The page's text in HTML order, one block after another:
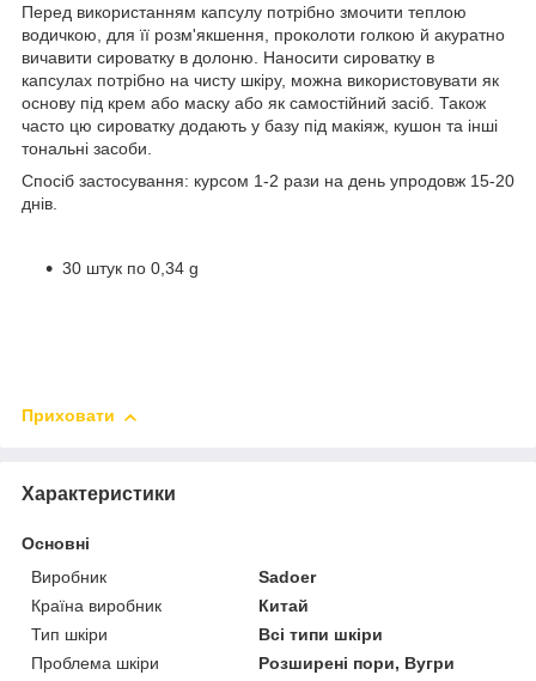
Перед використанням капсулу потрібно змочити теплою
водичкою, для її розм'якшення, проколоти голкою й акуратно
вичавити сироватку в долоню. Наносити сироватку в
капсулах потрібно на чисту шкіру, можна використовувати як
основу під крем або маску або як самостійний засіб. Також
часто цю сироватку додають у базу під макіяж, кушон та інші
тональні засоби.
Спосіб застосування: курсом 1-2 рази на день упродовж 15-20
днів.
30 штук по 0,34 g
Приховати
Характеристики
Основні
Виробник
Sadoer
Країна виробник
Китай
Тип шкіри
Всі типи шкіри
Проблема шкіри
Розширені пори, Вугри